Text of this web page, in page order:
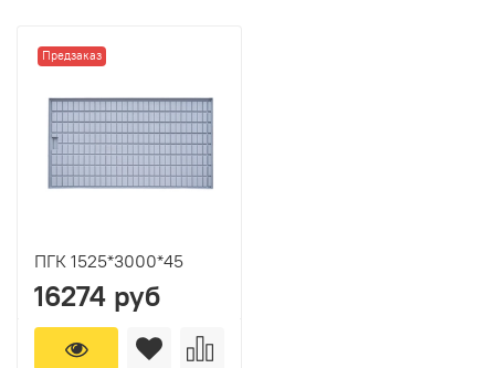
Предзаказ
ПГК 1525*3000*45
16274 руб